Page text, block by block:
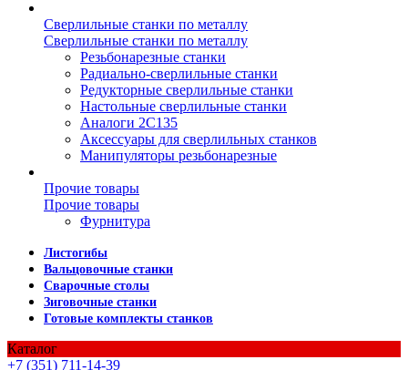
Сверлильные станки по металлу
Сверлильные станки по металлу
Резьбонарезные станки
Радиально-сверлильные станки
Редукторные сверлильные станки
Настольные сверлильные станки
Аналоги 2С135
Аксессуары для сверлильных станков
Манипуляторы резьбонарезные
Прочие товары
Прочие товары
Фурнитура
Листогибы
Вальцовочные станки
Сварочные столы
Зиговочные станки
Готовые комплекты станков
Каталог
+7 (351) 711-14-39